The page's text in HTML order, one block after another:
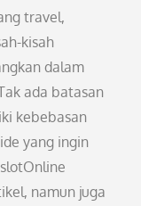
travel,
kisah
dalam
ada batasan
kebebasan
yang ingin
namun juga